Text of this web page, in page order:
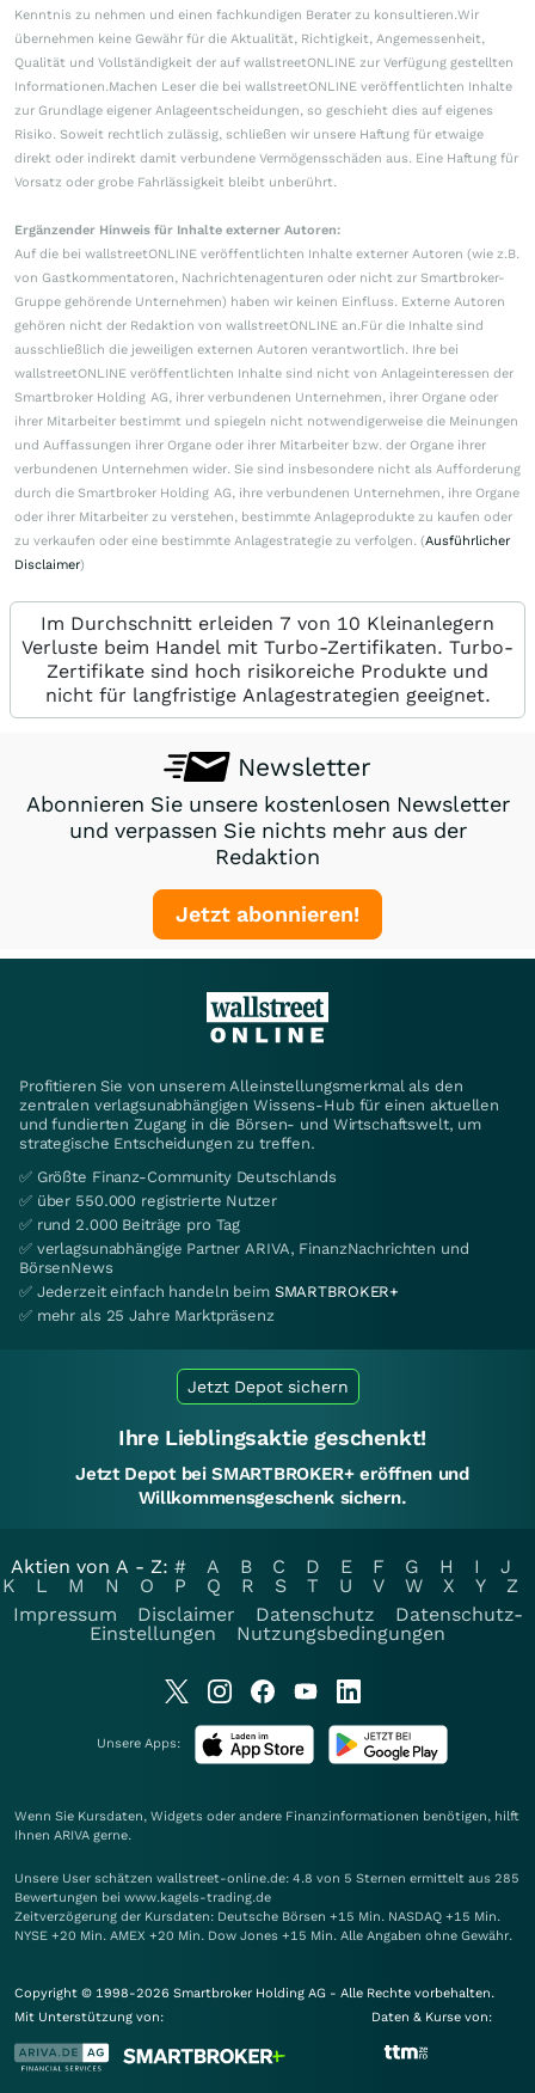
Kenntnis zu nehmen und einen fachkundigen Berater zu konsultieren.Wir
übernehmen keine Gewähr für die Aktualität, Richtigkeit, Angemessenheit,
Qualität und Vollständigkeit der auf wallstreetONLINE zur Verfügung gestellten
Informationen.Machen Leser die bei wallstreetONLINE veröffentlichten Inhalte
zur Grundlage eigener Anlageentscheidungen, so geschieht dies auf eigenes
Risiko. Soweit rechtlich zulässig, schließen wir unsere Haftung für etwaige
direkt oder indirekt damit verbundene Vermögensschäden aus. Eine Haftung für
Vorsatz oder grobe Fahrlässigkeit bleibt unberührt.
Ergänzender Hinweis für Inhalte externer Autoren:
Auf die bei wallstreetONLINE veröffentlichten Inhalte externer Autoren (wie z.B.
von Gastkommentatoren, Nachrichtenagenturen oder nicht zur Smartbroker-
Gruppe gehörende Unternehmen) haben wir keinen Einfluss. Externe Autoren
gehören nicht der Redaktion von wallstreetONLINE an.Für die Inhalte sind
ausschließlich die jeweiligen externen Autoren verantwortlich. Ihre bei
wallstreetONLINE veröffentlichten Inhalte sind nicht von Anlageinteressen der
Smartbroker Holding AG, ihrer verbundenen Unternehmen, ihrer Organe oder
ihrer Mitarbeiter bestimmt und spiegeln nicht notwendigerweise die Meinungen
und Auffassungen ihrer Organe oder ihrer Mitarbeiter bzw. der Organe ihrer
verbundenen Unternehmen wider. Sie sind insbesondere nicht als Aufforderung
durch die Smartbroker Holding AG, ihre verbundenen Unternehmen, ihre Organe
oder ihrer Mitarbeiter zu verstehen, bestimmte Anlageprodukte zu kaufen oder
zu verkaufen oder eine bestimmte Anlagestrategie zu verfolgen. (Ausführlicher
Disclaimer)
Im Durchschnitt erleiden 7 von 10 Kleinanlegern
Verluste beim Handel mit Turbo-Zertifikaten. Turbo-
Zertifikate sind hoch risikoreiche Produkte und
nicht für langfristige Anlagestrategien geeignet.
Newsletter
Abonnieren Sie unsere kostenlosen Newsletter
und verpassen Sie nichts mehr aus der
Redaktion
Jetzt abonnieren!
Profitieren Sie von unserem Alleinstellungsmerkmal als den
zentralen verlagsunabhängigen Wissens-Hub für einen aktuellen
und fundierten Zugang in die Börsen- und Wirtschaftswelt, um
strategische Entscheidungen zu treffen.
✅ Größte Finanz-Community Deutschlands
✅ über 550.000 registrierte Nutzer
✅ rund 2.000 Beiträge pro Tag
✅ verlagsunabhängige Partner ARIVA, FinanzNachrichten und
BörsenNews
✅ Jederzeit einfach handeln beim SMARTBROKER+
✅ mehr als 25 Jahre Marktpräsenz
Jetzt Depot sichern
Ihre Lieblingsaktie geschenkt!
Jetzt Depot bei SMARTBROKER+ eröffnen und
Willkommensgeschenk sichern.
Aktien von A - Z: # A B C D E F G H I
J
K
L M N O P Q R S T U V W X Y
Z
Impressum
Disclaimer Datenschutz
Datenschutz-
Einstellungen
Nutzungsbedingungen
Unsere Apps:
Wenn Sie Kursdaten, Widgets oder andere Finanzinformationen benötigen, hilft
Ihnen ARIVA gerne.
Unsere User schätzen wallstreet-online.de: 4.8 von 5 Sternen ermittelt aus 285
Bewertungen bei www.kagels-trading.de
Zeitverzögerung der Kursdaten: Deutsche Börsen +15 Min. NASDAQ +15 Min.
NYSE +20 Min. AMEX +20 Min. Dow Jones +15 Min. Alle Angaben ohne Gewähr.
Copyright © 1998-2026 Smartbroker Holding AG - Alle Rechte vorbehalten.
Mit Unterstützung von:
Daten & Kurse von: